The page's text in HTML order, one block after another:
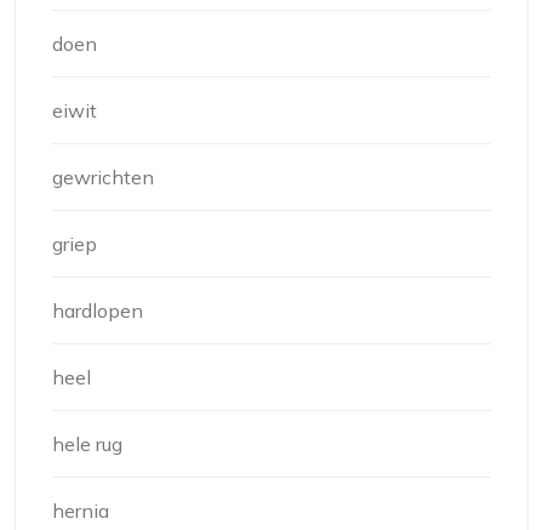
doen
eiwit
gewrichten
griep
hardlopen
heel
hele rug
hernia